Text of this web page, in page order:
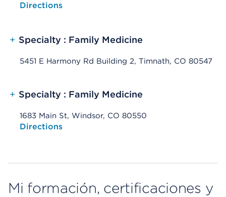
Opens native map application on mobile devices
Directions
+ Specialty : Family Medicine
5451 E Harmony Rd Building 2, Timnath, CO 80547
+ Specialty : Family Medicine
1683 Main St, Windsor, CO 80550
Opens native map application on mobile devices
Directions
Mi formación, certificaciones y